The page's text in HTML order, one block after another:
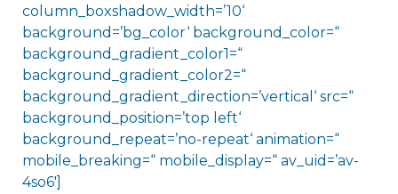
column_boxshadow_width=’10‘
background=’bg_color‘ background_color=“
background_gradient_color1=“
background_gradient_color2=“
background_gradient_direction=’vertical‘ src=“
background_position=’top left‘
background_repeat=’no-repeat‘ animation=“
mobile_breaking=“ mobile_display=“ av_uid=’av-
4so6′]